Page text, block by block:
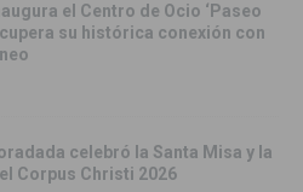
el Centro de Ocio ‘Paseo
su histórica conexión con
celebró la Santa Misa y la
Corpus Christi 2026